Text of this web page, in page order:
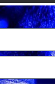
l’album « Eclosion »